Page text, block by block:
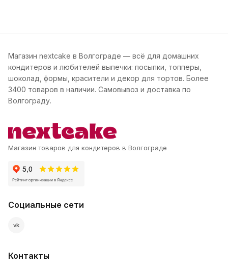
Магазин nextcake в Волгограде — всё для домашних
кондитеров и любителей выпечки: посыпки, топперы,
шоколад, формы, красители и декор для тортов. Более
3400 товаров в наличии. Самовывоз и доставка по
Волгограду.
Магазин товаров для кондитеров в Волгограде
Социальные сети
vk
Контакты